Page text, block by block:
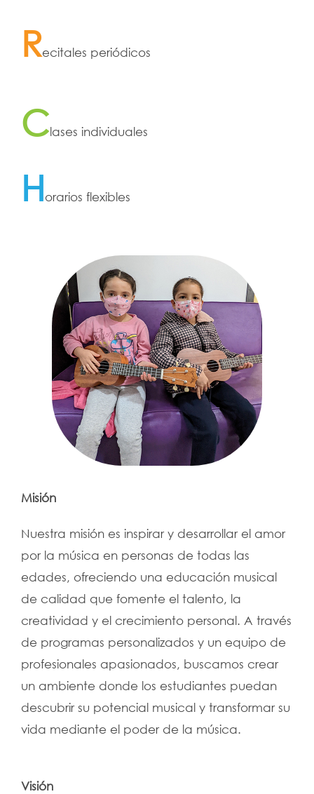
Recitales periódicos
Clases individuales
Horarios flexibles
Misión
Nuestra misión es inspirar y desarrollar el amor
por la música en personas de todas las
edades, ofreciendo una educación musical
de calidad que fomente el talento, la
creatividad y el crecimiento personal. A través
de programas personalizados y un equipo de
profesionales apasionados, buscamos crear
un ambiente donde los estudiantes puedan
descubrir su potencial musical y transformar su
vida mediante el poder de la música.
Visión